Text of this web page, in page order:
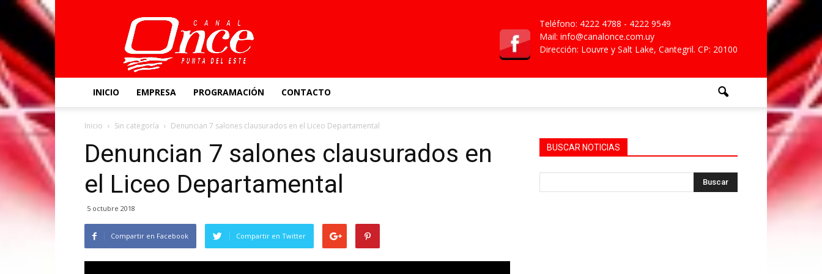
Canal
Once
Teléfono: 4222 4788 - 4222 9549
Mail: info@canalonce.com.uy
Dirección: Louvre y Salt Lake, Cantegril. CP: 20100
INICIO EMPRESA PROGRAMACIÓN CONTACTO
Inicio Sin categoría Denuncian 7 salones clausurados en el Liceo Departamental
Denuncian 7 salones clausurados en
el Liceo Departamental
5 octubre 2018
Compartir en Facebook Compartir en Twitter
BUSCAR NOTICIAS